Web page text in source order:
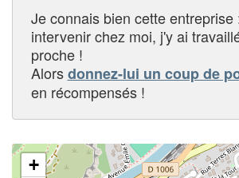
Je connais bien cette entreprise
intervenir chez moi, j'y ai
proche !
Alorsdonnez-lui un coup de
en récompensés !
+